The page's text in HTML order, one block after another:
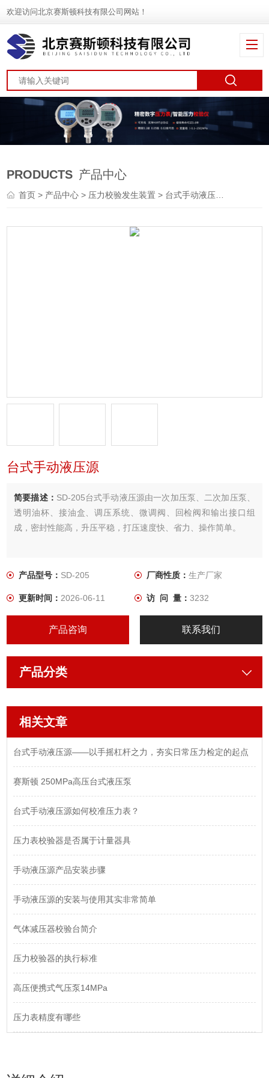
欢迎访问北京赛斯顿科技有限公司网站！
PRODUCTS 产品中心
首页> 产品中心 > 压力校验发生装置 > 台式手动液压源
台式手动液压源
简要描述： SD-205台式手动液压源由一次加压泵、二次加压泵、
透明油杯、接油盒、调压系统、微调阀、回检阀和输出接口组
成，密封性能高，升压平稳，打压速度快、省力、操作简单。
产品型号： SD-205 厂商性质： 生产厂家
更新时间：2026-06-11 访 问 量： 3232
产品咨询 联系我们
产品分类
相关文章
台式手动液压源——以手摇杠杆之力，夯实日常压力检定的起点
赛斯顿 250MPa高压台式液压泵
台式手动液压源如何校准压力表？
压力表校验器是否属于计量器具
手动液压源产品安装步骤
手动液压源的安装与使用其实非常简单
气体减压器校验台简介
压力校验器的执行标准
高压便携式气压泵14MPa
压力表精度有哪些